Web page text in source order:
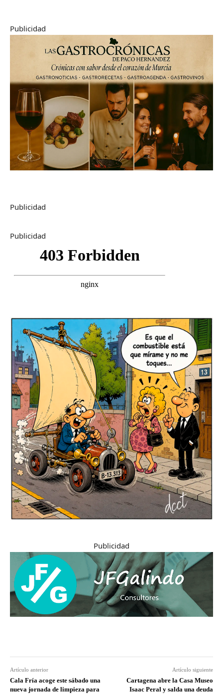
Publicidad
Publicidad
Publicidad
Publicidad
Artículo anterior
Cala Fría acoge este sábado una
nueva jornada de limpieza para
Artículo siguiente
Cartagena abre la Casa Museo
Isaac Peral y salda una deuda